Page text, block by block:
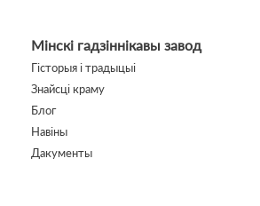
Мінскі гадзіннікавы завод
Гісторыя і традыцыі
Знайсці краму
Блог
Навіны
Дакументы